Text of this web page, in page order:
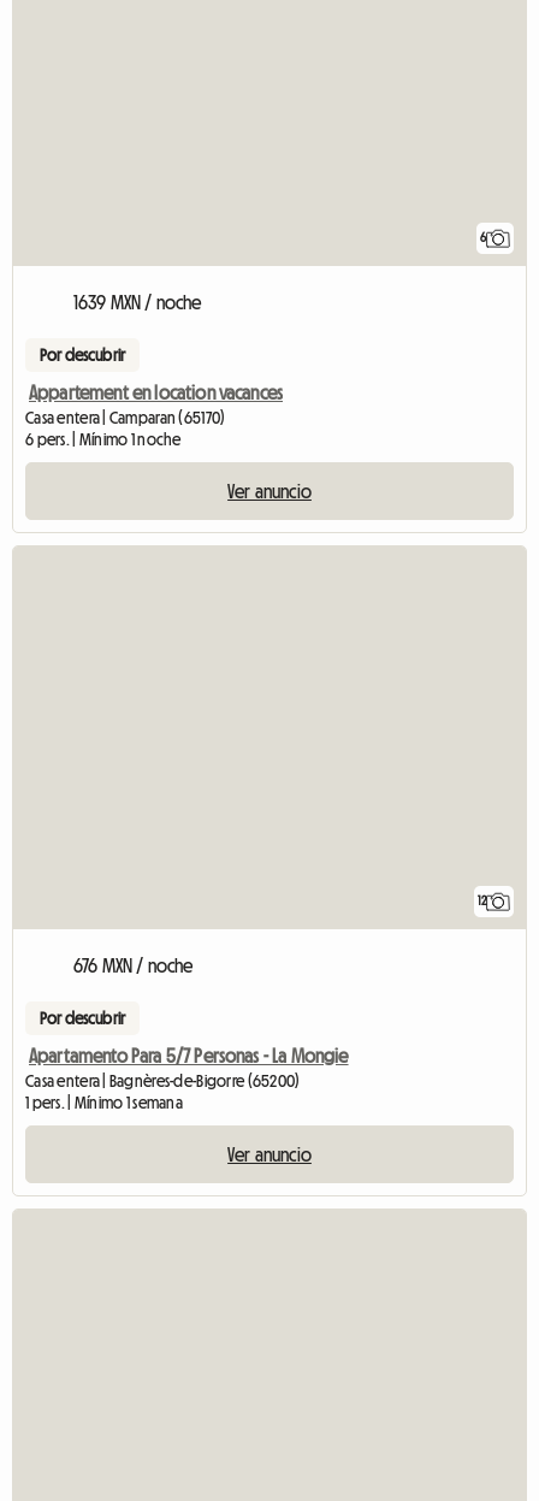
6
1639 MXN / noche
Por descubrir
Appartement en location vacances
Casa entera | Camparan (65170)
6 pers. | Mínimo 1 noche
Ver anuncio
12
676 MXN / noche
Por descubrir
Apartamento Para 5/7 Personas - La Mongie
Casa entera | Bagnères-de-Bigorre (65200)
1 pers. | Mínimo 1 semana
Ver anuncio